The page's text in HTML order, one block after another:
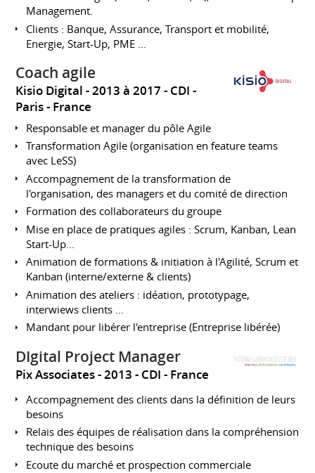
Management.
Clients : Banque, Assurance, Transport et mobilité,
Energie, Start-Up, PME ...
Coach agile
Kisio Digital 2013 à 2017 CDI
Paris
France
Responsable et manager du pôle Agile
Transformation Agile (organisation en feature teams
avec LeSS)
Accompagnement de la transformation de
l'organisation, des managers et du comité de direction
Formation des collaborateurs du groupe
Mise en place de pratiques agiles : Scrum, Kanban, Lean
Start-Up...
Animation de formations & initiation à l'Agilité, Scrum et
Kanban (interne/externe & clients)
Animation des ateliers : idéation, prototypage,
interwiews clients ...
Mandant pour libérer l'entreprise (Entreprise libérée)
DIgital Project Manager
Pix Associates 2013 CDI France
Accompagnement des clients dans la définition de leurs
besoins
Relais des équipes de réalisation dans la compréhension
technique des besoins
Ecoute du marché et prospection commerciale